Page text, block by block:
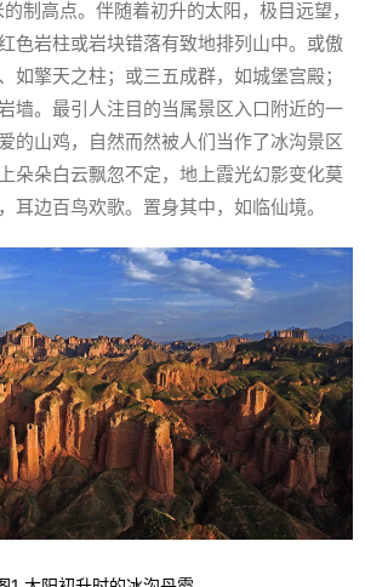
制高点。伴随着初升的太阳，极目远望，
色岩柱或岩块错落有致地排列山中。或傲
如擎天之柱；或三五成群，如城堡宫殿；
墙。最引人注目的当属景区入口附近的一
的山鸡，自然而然被人们当作了冰沟景区
朵朵白云飘忽不定，地上霞光幻影变化莫
耳边百鸟欢歌。置身其中，如临仙境。